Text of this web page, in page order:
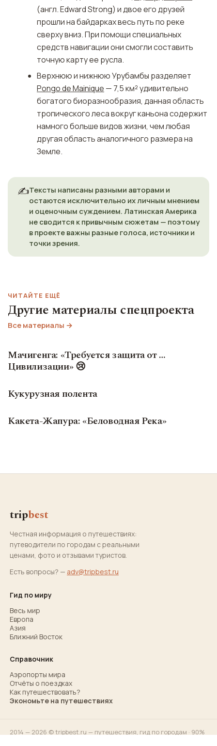
(англ. Edward Strong) и двое его друзей
прошли на байдарках весь путь по реке
сверху вниз. При помощи специальных
средств навигации они смогли составить
точную карту ее русла.
Верхнюю и нижнюю Урубамбы разделяет
Pongo de Mainique — 7,5 км² удивительно
богатого биоразнообразия, данная область
тропического леса вокруг каньона содержит
намного больше видов жизни, чем любая
другая область аналогичного размера на
Земле.
✍️Тексты написаны разными авторами и
остаются исключительно их личным мнением
и оценочным суждением. Латинская Америка
не сводится к привычным сюжетам — поэтому
в проекте важны разные голоса, источники и
точки зрения.
ЧИТАЙТЕ ЕЩЁ
Другие материалы спецпроекта
Все материалы →
Мачигенга: «Требуется защита от …
Цивилизации» 😢
Кукурузная полента
Какета-Жапура: «Беловодная Река»
tripbest
Честная информация о путешествиях:
путеводители по городам с реальными
ценами, фото и отзывами туристов.
Есть вопросы? — adv@tripbest.ru
Гид по миру
Весь мир
Европа
Азия
Ближний Восток
Справочник
Аэропорты мира
Отчёты о поездках
Как путешествовать?
Экономьте на путешествиях
2014 — 2026 © tripbest.ru — путешествия, гид по городам · 90%